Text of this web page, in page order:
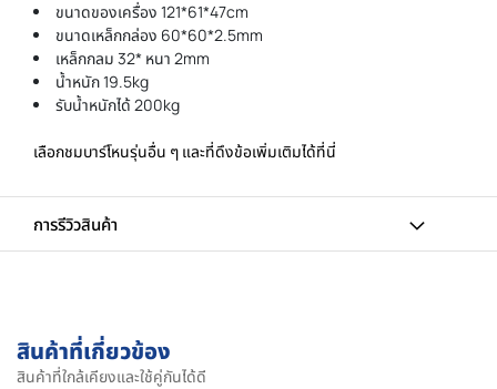
ขนาดของเครื่อง 121*61*47cm
ขนาดเหล็กกล่อง 60*60*2.5mm
เหล็กกลม 32* หนา 2mm
น้ำหนัก 19.5kg
รับน้ำหนักได้ 200kg
เลือกชมบาร์โหนรุ่นอื่น ๆ และที่ดึงข้อเพิ่มเติมได้ที่นี่
การรีวิวสินค้า
สินค้าที่เกี่ยวข้อง
สินค้าที่ใกล้เคียงและใช้คู่กันได้ดี